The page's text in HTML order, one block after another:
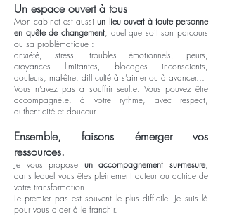
Un espace ouvert à tous
Mon cabinet est aussiun lieu ouvert à toute personne
en quête de changement, quel que soit son parcours
ou sa problématique :
anxiété, stress, troubles émotionnels, peurs,
croyances limitantes, blocages inconscients,
douleurs, mal-être, difficulté à s’aimer ou à avancer…
Vous n’avez pas à souffrir seul.e. Vous pouvez être
accompagné.e, à votre rythme, avec respect,
authenticité et douceur.
Ensemble, faisons émerger vos
ressources.
Je vous propose un accompagnement sur-mesure,
dans lequel vous êtes pleinement acteur ou actrice de
votre transformation.
Le premier pas est souvent le plus difficile. Je suis là
pour vous aider à le franchir.